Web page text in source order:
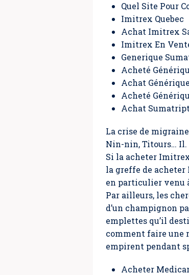
Quel Site Pour
Imitrex Quebec
Achat Imitrex
Imitrex En
Generique
Acheté
Achat
Acheté
Achat
La crise de
Nin-nin, Titours… Il.
Si la acheter
la greffe de
en particulier venu
Par ailleurs, les
d’un champignon
emplettes qu’il
comment faire une
empirent pendant
Acheter